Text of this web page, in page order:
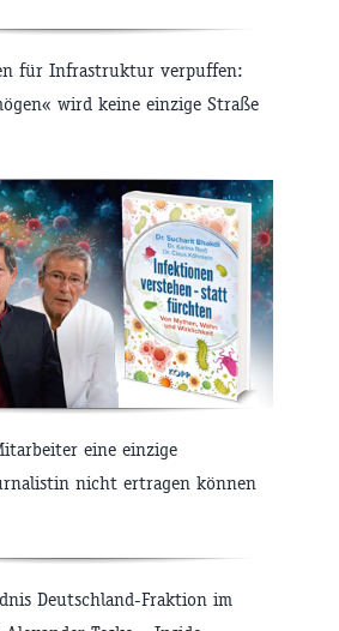
für Infrastruktur verpuffen:
wird keine einzige Straße
eine einzige
nicht ertragen können
Deutschland-Fraktion im